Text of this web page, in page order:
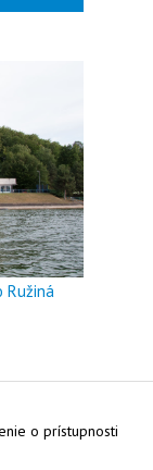
Ružiná
o prístupnosti